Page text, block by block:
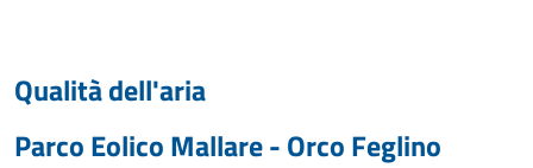
Qualità dell'aria
Parco Eolico Mallare - Orco Feglino